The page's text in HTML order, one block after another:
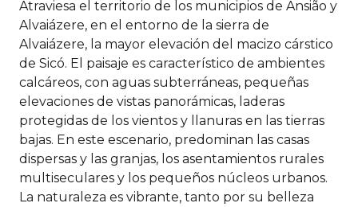
Atraviesa el territorio de los municipios de Ansião y
Alvaiázere, en el entorno de la sierra de
Alvaiázere, la mayor elevación del macizo cárstico
de Sicó. El paisaje es característico de ambientes
calcáreos, con aguas subterráneas, pequeñas
elevaciones de vistas panorámicas, laderas
protegidas de los vientos y llanuras en las tierras
bajas. En este escenario, predominan las casas
dispersas y las granjas, los asentamientos rurales
multiseculares y los pequeños núcleos urbanos.
La naturaleza es vibrante, tanto por su belleza